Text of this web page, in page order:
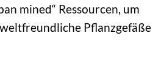
mined“ Ressourcen, um
Pflanzgefäße